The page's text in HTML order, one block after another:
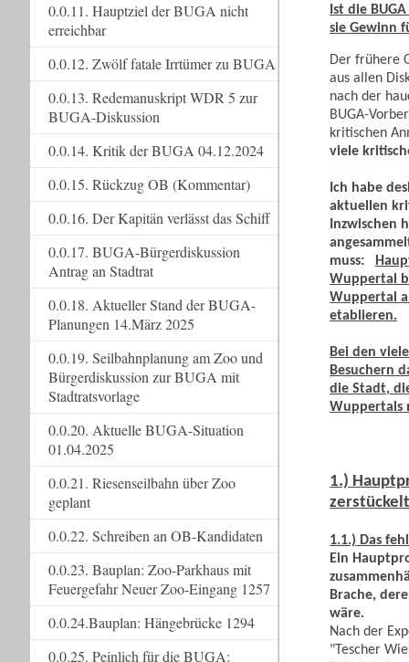
Ist die
sie Gewinn
Der frühere
aus allen
nach der
BUGA-
kritischen
viele
Ich habe
aktuellen
Inzwischen
muss:
Wuppertal
Wuppertal
etablieren.
Bei den
Besuchern
die Stadt,
Wuppertals
1.)
1.1.) Das
Ein
Brache,
wäre.
Nach der
"Tescher
0.0.11. Hauptziel der BUGA nicht
erreichbar
0.0.12. Zwölf fatale Irrtümer zu BUGA
0.0.13. Redemanuskript WDR 5 zur
BUGA-Diskussion
0.0.14. Kritik der BUGA 04.12.2024
0.0.15. Rückzug OB (Kommentar)
0.0.16. Der Kapitän verlässt das Schiff
0.0.17. BUGA-Bürgerdiskussion
Antrag an Stadtrat
0.0.18. Aktueller Stand der BUGA-
Planungen 14.März 2025
0.0.19. Seilbahnplanung am Zoo und
Bürgerdiskussion zur BUGA mit
Stadtratsvorlage
0.0.20. Aktuelle BUGA-Situation
01.04.2025
0.0.21. Riesenseilbahn über Zoo
geplant
0.0.22. Schreiben an OB-Kandidaten
0.0.23. Bauplan: Zoo-Parkhaus mit
Feuergefahr Neuer Zoo-Eingang 1257
0.0.24.Bauplan: Hängebrücke 1294
0.0.25. Peinlich für die BUGA: